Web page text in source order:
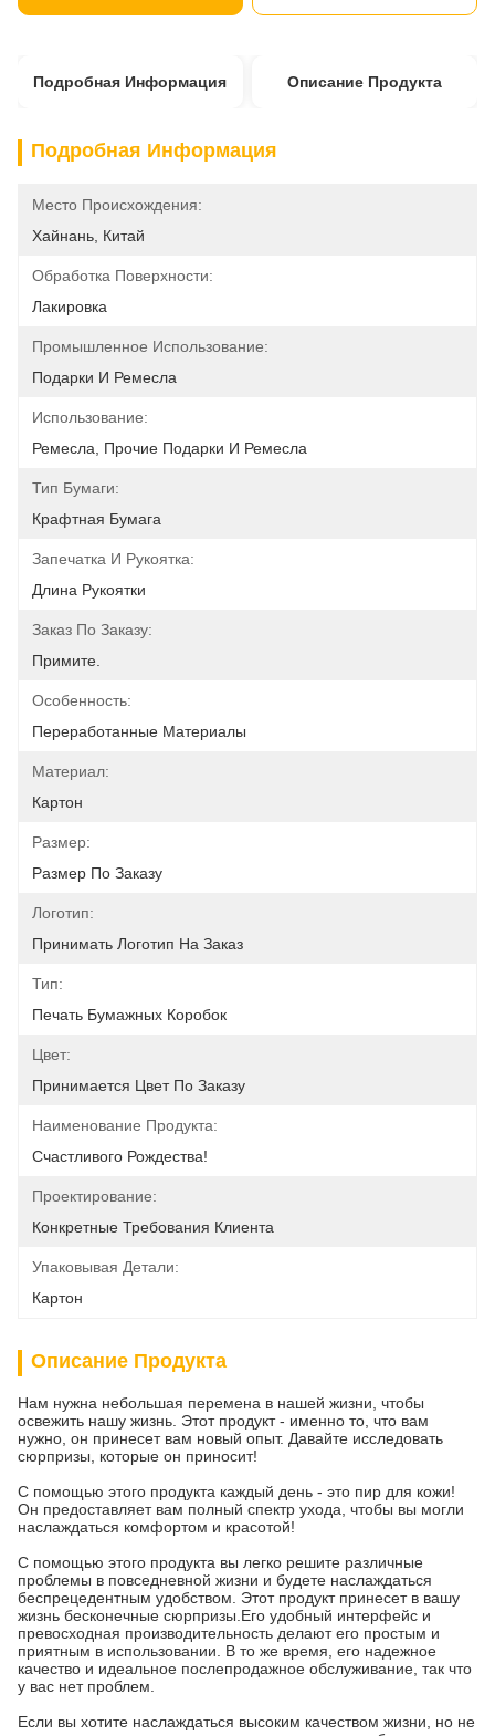
Подробная Информация Описание Продукта
Подробная Информация
Место Происхождения:
Хайнань, Китай
Обработка Поверхности:
Лакировка
Промышленное Использование:
Подарки И Ремесла
Использование:
Ремесла, Прочие Подарки И Ремесла
Тип Бумаги:
Крафтная Бумага
Запечатка И Рукоятка:
Длина Рукоятки
Заказ По Заказу:
Примите.
Особенность:
Переработанные Материалы
Материал:
Картон
Размер:
Размер По Заказу
Логотип:
Принимать Логотип На Заказ
Тип:
Печать Бумажных Коробок
Цвет:
Принимается Цвет По Заказу
Наименование Продукта:
Счастливого Рождества!
Проектирование:
Конкретные Требования Клиента
Упаковывая Детали:
Картон
Описание Продукта
Нам нужна небольшая перемена в нашей жизни, чтобы
освежить нашу жизнь. Этот продукт - именно то, что вам
нужно, он принесет вам новый опыт. Давайте исследовать
сюрпризы, которые он приносит!
С помощью этого продукта каждый день - это пир для кожи!
Он предоставляет вам полный спектр ухода, чтобы вы могли
наслаждаться комфортом и красотой!
С помощью этого продукта вы легко решите различные
проблемы в повседневной жизни и будете наслаждаться
беспрецедентным удобством. Этот продукт принесет в вашу
жизнь бесконечные сюрпризы.Его удобный интерфейс и
превосходная производительность делают его простым и
приятным в использовании. В то же время, его надежное
качество и идеальное послепродажное обслуживание, так что
у вас нет проблем.
Если вы хотите наслаждаться высоким качеством жизни, но не